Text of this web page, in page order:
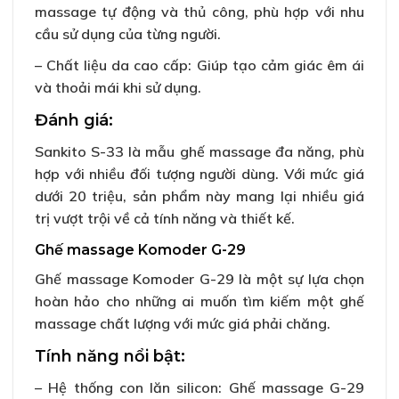
massage tự động và thủ công, phù hợp với nhu
cầu sử dụng của từng người.
– Chất liệu da cao cấp: Giúp tạo cảm giác êm ái
và thoải mái khi sử dụng.
Đánh giá:
Sankito S-33 là mẫu ghế massage đa năng, phù
hợp với nhiều đối tượng người dùng. Với mức giá
dưới 20 triệu, sản phẩm này mang lại nhiều giá
trị vượt trội về cả tính năng và thiết kế.
Ghế massage Komoder G-29
Ghế massage Komoder G-29 là một sự lựa chọn
hoàn hảo cho những ai muốn tìm kiếm một ghế
massage chất lượng với mức giá phải chăng.
Tính năng nổi bật:
– Hệ thống con lăn silicon: Ghế massage G-29